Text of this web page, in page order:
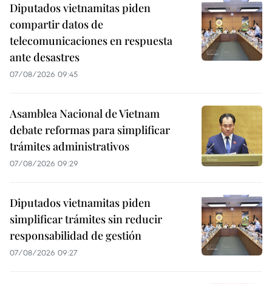
Diputados vietnamitas piden
compartir datos de
telecomunicaciones en respuesta
ante desastres
07/08/2026 09:45
Asamblea Nacional de Vietnam
debate reformas para simplificar
trámites administrativos
07/08/2026 09:29
Diputados vietnamitas piden
simplificar trámites sin reducir
responsabilidad de gestión
07/08/2026 09:27